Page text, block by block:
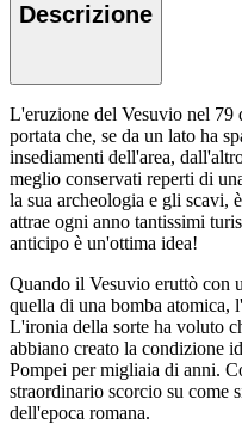
Descrizione
L'eruzione del Vesuvio nel 79
portata che, se da un lato ha
insediamenti dell'area,
meglio conservati reperti di
la sua archeologia e gli scavi,
attrae ogni anno tantissimi
anticipo è un'ottima idea!
Quando il Vesuvio eruttò con
quella di una bomba atomica,
L'ironia della sorte ha voluto
abbiano creato la condizione
Pompei per migliaia di anni.
straordinario scorcio su come
dell'epoca romana.